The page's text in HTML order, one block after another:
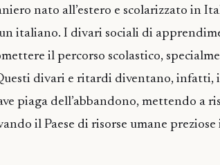
nato all’estero e scolarizzato in
italiano. I divari sociali di
il percorso scolastico,
divari e ritardi diventano, infatti,
piaga dell’abbandono, mettendo a
il Paese di risorse umane preziose